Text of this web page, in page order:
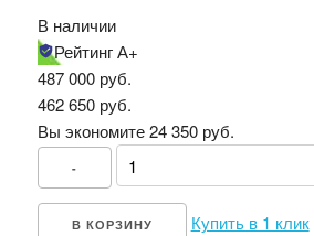
В наличии
Рейтинг А+
487 000 руб.
462 650руб.
Вы экономите 24 350 руб.
-
В КОРЗИНУ Купить в 1 клик